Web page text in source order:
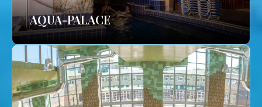
AQUA-PALACE